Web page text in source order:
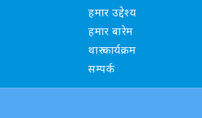
हमार उद्देश्य
हमार बारेम
थारु कार्यक्रम
सम्पर्क